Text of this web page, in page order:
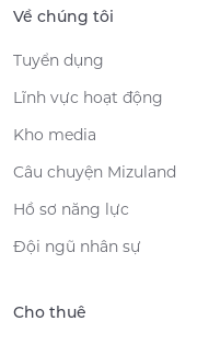
Về chúng tôi
Tuyển dụng
Lĩnh vực hoạt động
Kho media
Câu chuyện Mizuland
Hồ sơ năng lực
Đội ngũ nhân sự
Cho thuê